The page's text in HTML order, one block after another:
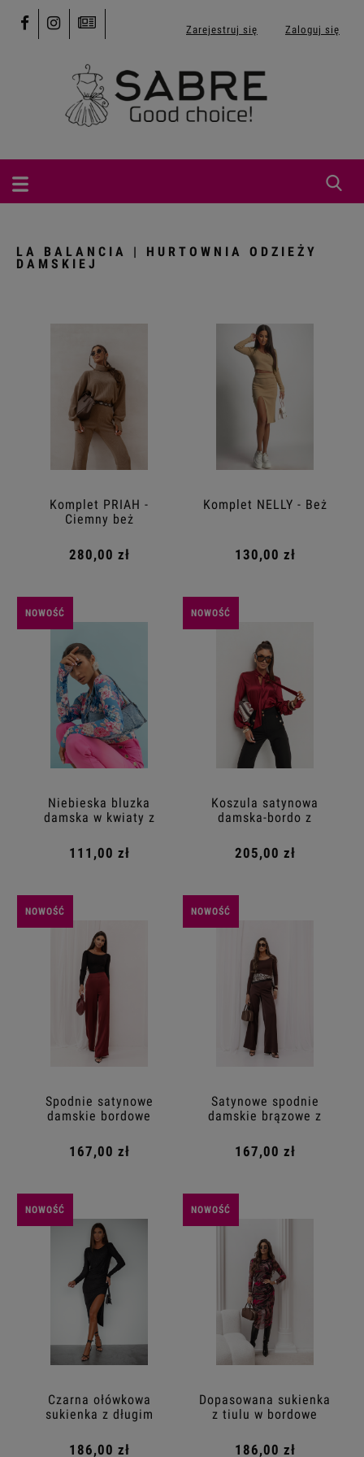
Zarejestruj się Zaloguj się
LA BALANCIA | HURTOWNIA ODZIEŻY
DAMSKIEJ
Komplet PRIAH -
Ciemny beż
280,00 zł
Komplet NELLY - Beż
130,00 zł
Niebieska bluzka
damska w kwiaty z
111,00 zł
NOWOŚĆ
Koszula satynowa
damska-bordo z
205,00 zł
NOWOŚĆ
Spodnie satynowe
damskie bordowe
167,00 zł
NOWOŚĆ
Satynowe spodnie
damskie brązowe z
167,00 zł
NOWOŚĆ
Czarna ołówkowa
sukienka z długim
186,00 zł
NOWOŚĆ
Dopasowana sukienka
z tiulu w bordowe
186,00 zł
NOWOŚĆ